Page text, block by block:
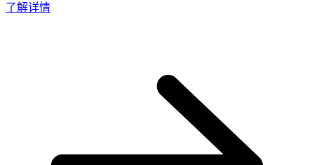
了解详情